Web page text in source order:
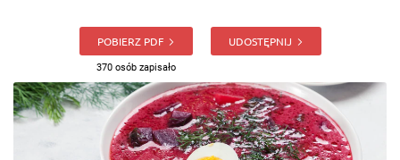
POBIERZ PDF
370 osób zapisało
UDOSTĘPNIJ